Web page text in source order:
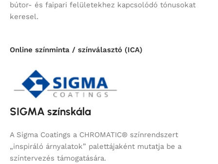
bútor- és faipari felületekhez kapcsolódó tónusokat
keresel.
Online színminta / színválasztó (ICA)
SIGMA színskála
A Sigma Coatings a CHROMATIC® színrendszert
„inspiráló árnyalatok” palettájaként mutatja be a
színtervezés támogatására.